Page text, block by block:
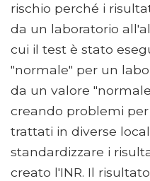
rischio perché i
da un laboratorio
cui il test è stato
"normale" per un
da un valore
creando problemi
trattati in diverse
standardizzare i
creato l'INR. Il